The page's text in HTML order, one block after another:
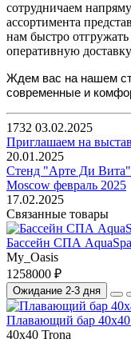
сотрудничаем
ассортимента
нам быстро
оперативную
Ждем вас на нашем
современные и
1732 03.02.2025
Приглашаем на
20.01.2025
Стенд "Арте Ди Вита"
Moscow февраль 2025
17.02.2025
Связанные товары
Бассейн СПА
My_Oasis
1258000 ₽
Ожидание 2-3 дня
Плавающий бар 40x40
40x40 Trona